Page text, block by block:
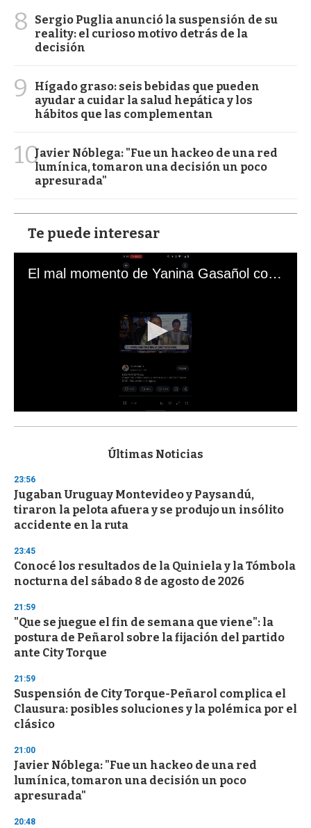
8
Sergio Puglia anunció la suspensión de su
reality: el curioso motivo detrás de la
decisión
9
Hígado graso: seis bebidas que pueden
ayudar a cuidar la salud hepática y los
hábitos que las complementan
10Javier Nóblega: "Fue un hackeo de una red
lumínica, tomaron una decisión un poco
apresurada"
Te puede interesar
El mal momento de Yanina Gasañol con un hincha argentino en "Subrayado"
s
d
s
o
f
3
s
e
c
o
d
s
Últimas Noticias
23:56
Jugaban Uruguay Montevideo y Paysandú,
tiraron la pelota afuera y se produjo un insólito
accidente en la ruta
23:45
Conocé los resultados de la Quiniela y la Tómbola
nocturna del sábado 8 de agosto de 2026
21:59
"Que se juegue el fin de semana que viene": la
postura de Peñarol sobre la fijación del partido
ante City Torque
21:59
Suspensión de City Torque-Peñarol complica el
Clausura: posibles soluciones y la polémica por el
clásico
21:00
Javier Nóblega: "Fue un hackeo de una red
lumínica, tomaron una decisión un poco
apresurada"
20:48